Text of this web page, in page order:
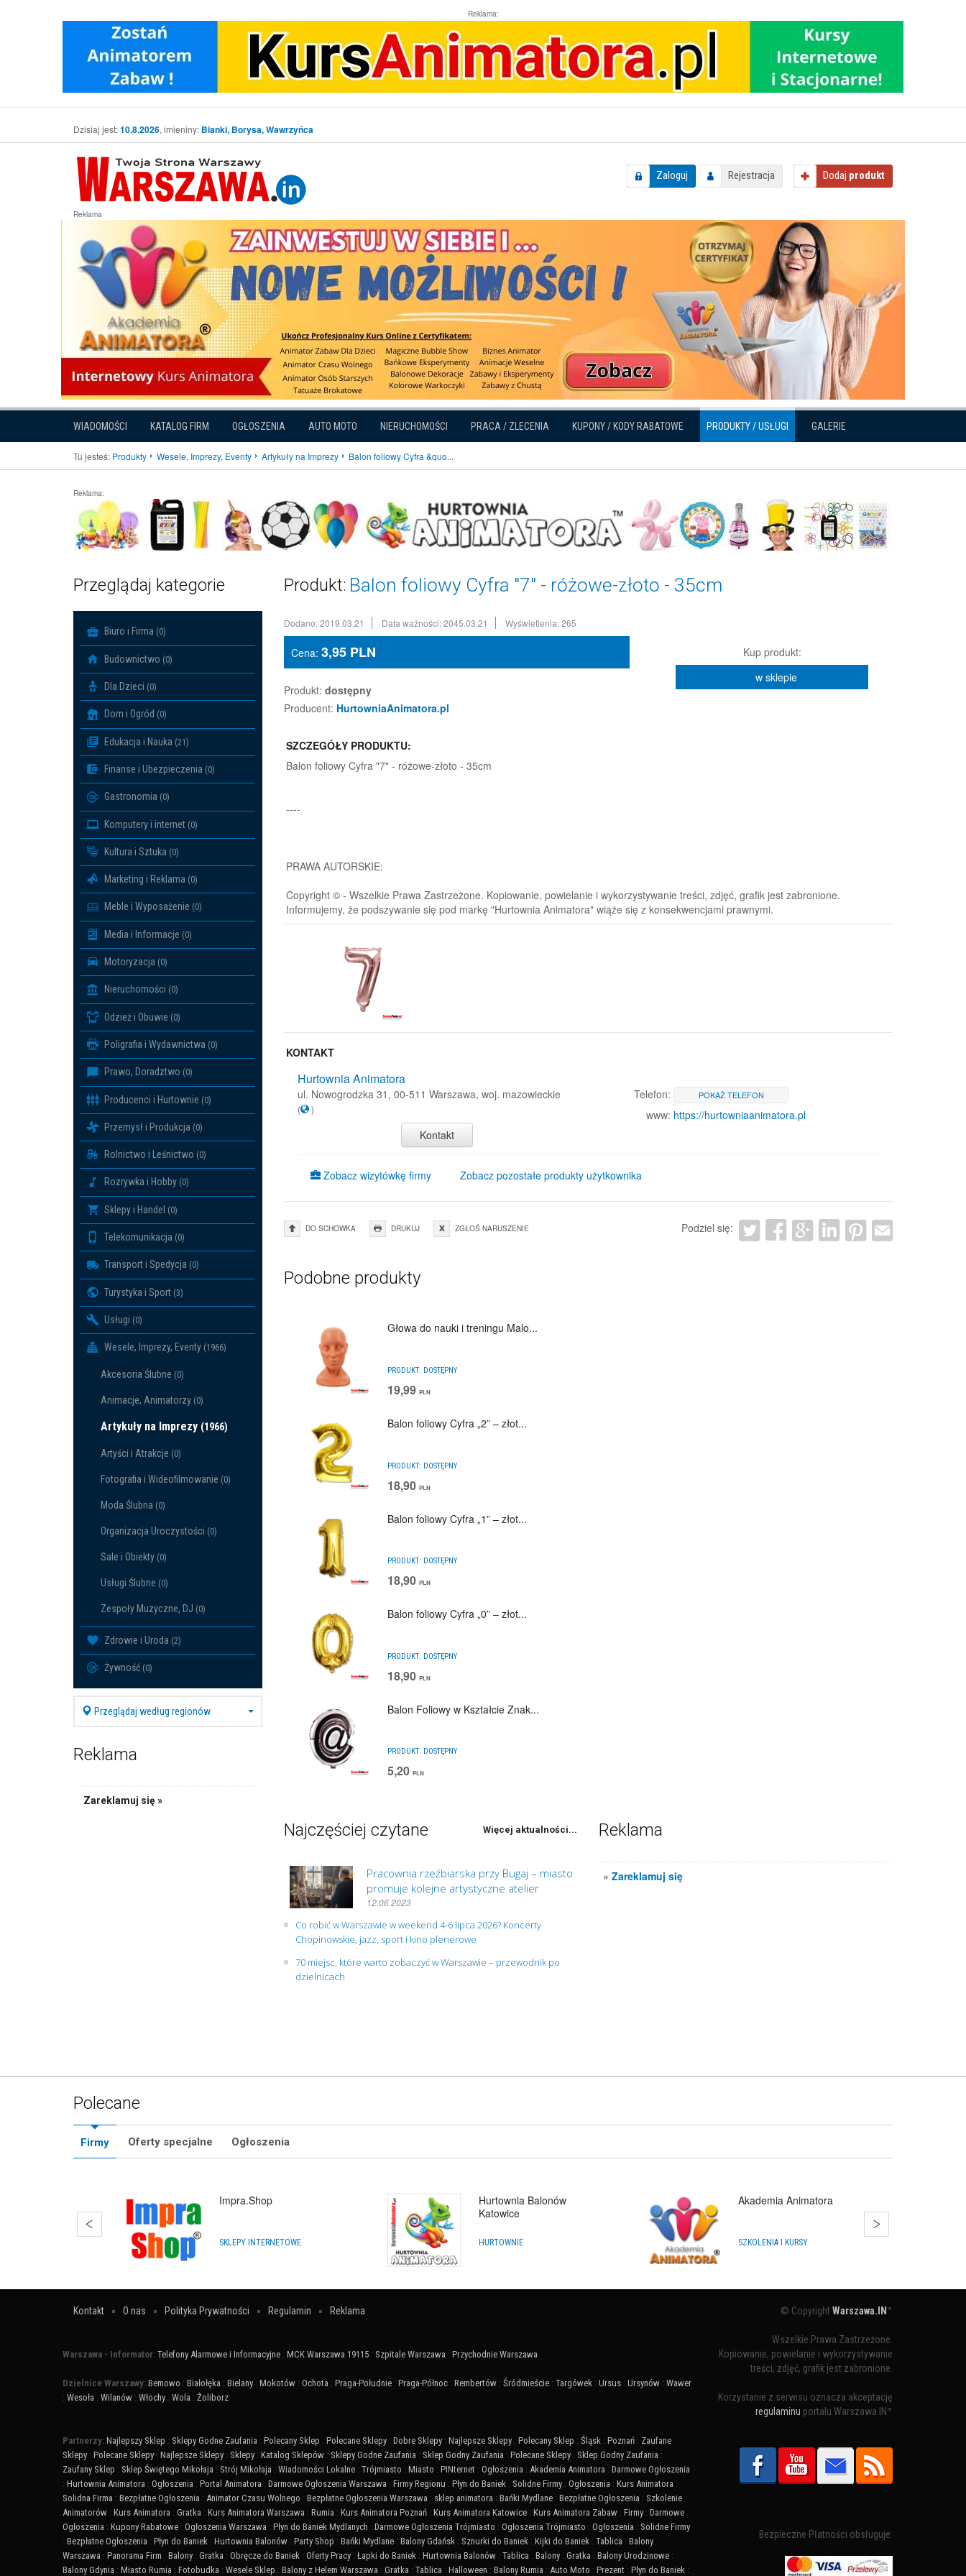
Reklama:
Dzisiaj jest:10.8.2026, imieniny: Bianki, Borysa, Wawrzyńca
Zaloguj Rejestracja Dodaj produkt
Reklama
WIADOMOŚCI KATALOG FIRM OGŁOSZENIA AUTO MOTO NIERUCHOMOŚCI PRACA / ZLECENIA KUPONY / KODY RABATOWE PRODUKTY / USŁUGI GALERIE
Tu jesteś: Produkty Wesele, Imprezy, Eventy Artykuły na Imprezy Balon foliowy Cyfra &quo...
Reklama:
Przeglądaj kategorie
Biuro i Firma (0)
Budownictwo (0)
Dla Dzieci (0)
Dom i Ogród (0)
Edukacja i Nauka (21)
Finanse i Ubezpieczenia (0)
Gastronomia (0)
Komputery i internet (0)
Kultura i Sztuka (0)
Marketing i Reklama (0)
Meble i Wyposażenie (0)
Media i Informacje (0)
Motoryzacja (0)
Nieruchomości (0)
Odzież i Obuwie (0)
Poligrafia i Wydawnictwa (0)
Prawo, Doradztwo (0)
Producenci i Hurtownie (0)
Przemysł i Produkcja (0)
Rolnictwo i Leśnictwo (0)
Rozrywka i Hobby (0)
Sklepy i Handel (0)
Telekomunikacja (0)
Transport i Spedycja (0)
Turystyka i Sport (3)
Usługi (0)
Wesele, Imprezy, Eventy (1966)
Akcesoria Ślubne (0)
Animacje, Animatorzy (0)
Artykuły na Imprezy (1966)
Artyści i Atrakcje (0)
Fotografia i Wideofilmowanie (0)
Moda Ślubna (0)
Organizacja Uroczystości (0)
Sale i Obiekty (0)
Usługi Ślubne (0)
Zespoły Muzyczne, DJ (0)
Zdrowie i Uroda (2)
Żywność (0)
Przeglądaj według regionów
Reklama
Zareklamuj się »
Produkt: Balon foliowy Cyfra "7" - różowe-złoto - 35cm
Dodano: 2019.03.21 Data ważności: 2045.03.21 Wyświetlenia: 265
Cena: 3,95 PLN
Produkt: dostępny
Producent: HurtowniaAnimatora.pl
Kup produkt:
w sklepie
SZCZEGÓŁY PRODUKTU:
Balon foliowy Cyfra "7" - różowe-złoto - 35cm
----
PRAWA AUTORSKIE:
Copyright © - Wszelkie Prawa Zastrzeżone. Kopiowanie, powielanie i wykorzystywanie treści, zdjęć, grafik jest zabronione.
Informujemy, że podszywanie się pod markę "Hurtownia Animatora" wiąże się z konsekwencjami prawnymi.
KONTAKT
Hurtownia Animatora
ul. Nowogrodzka 31, 00-511 Warszawa, woj. mazowieckie
( )
Kontakt
Telefon: POKAŻ TELEFON
www: https://hurtowniaanimatora.pl
Zobacz wizytówkę firmy Zobacz pozostałe produkty użytkownika
DO SCHOWKA DRUKUJ ZGŁOŚ NARUSZENIE Podziel się:
Podobne produkty
Głowa do nauki i treningu Malo...
PRODUKT: DOSTĘPNY
19,99 PLN
Balon foliowy Cyfra „2” – złot...
PRODUKT: DOSTĘPNY
18,90 PLN
Balon foliowy Cyfra „1” – złot...
PRODUKT: DOSTĘPNY
18,90 PLN
Balon foliowy Cyfra „0” – złot...
PRODUKT: DOSTĘPNY
18,90 PLN
Balon Foliowy w Kształcie Znak...
PRODUKT: DOSTĘPNY
5,20 PLN
Najczęściej czytane Więcej aktualności...
Pracownia rzeźbiarska przy Bugaj – miasto
promuje kolejne artystyczne atelier
12.06.2023
Co robić w Warszawie w weekend 4-6 lipca 2026? Koncerty
Chopinowskie, jazz, sport i kino plenerowe
70 miejsc, które warto zobaczyć w Warszawie – przewodnik po
dzielnicach
Reklama
»Zareklamuj się
Polecane
Firmy Oferty specjalne Ogłoszenia
Impra.Shop
SKLEPY INTERNETOWE
Hurtownia Balonów
Katowice
HURTOWNIE
Akademia Animatora
SZKOLENIA I KURSY
Kontakt O nas Polityka Prywatności Regulamin Reklama
Warszawa - Informator: Telefony Alarmowe i Informacyjne : MCK Warszawa 19115 : Szpitale Warszawa : Przychodnie Warszawa
Dzielnice Warszawy: Bemowo : Białołęka : Bielany : Mokotów : Ochota : Praga-Południe : Praga-Północ : Rembertów : Śródmieście : Targówek : Ursus : Ursynów : Wawer
: Wesoła : Wilanów : Włochy : Wola : Żoliborz
Partnerzy: Najlepszy Sklep : Sklepy Godne Zaufania : Polecany Sklep : Polecane Sklepy : Dobre Sklepy : Najlepsze Sklepy : Polecany Sklep : Śląsk : Poznań : Zaufane
Sklepy : Polecane Sklepy : Najlepsze Sklepy : Sklepy : Katalog Sklepów : Sklepy Godne Zaufania : Sklep Godny Zaufania : Polecane Sklepy : Sklep Godny Zaufania :
Zaufany Sklep : Sklep Świętego Mikołaja : Strój Mikołaja : Wiadomości Lokalne : Trójmiasto : Miasto : PINternet : Ogłoszenia : Akademia Animatora : Darmowe Ogłoszenia
: Hurtownia Animatora : Ogłoszenia : Portal Animatora : Darmowe Ogłoszenia Warszawa : Firmy Regionu : Płyn do Baniek : Solidne Firmy : Ogłoszenia : Kurs Animatora :
Solidna Firma : Bezpłatne Ogłoszenia : Animator Czasu Wolnego : Bezpłatne Ogłoszenia Warszawa : sklep animatora : Bańki Mydlane : Bezpłatne Ogłoszenia : Szkolenie
Animatorów : Kurs Animatora : Gratka : Kurs Animatora Warszawa : Rumia : Kurs Animatora Poznań : Kurs Animatora Katowice : Kurs Animatora Zabaw : Firmy : Darmowe
Ogłoszenia : Kupony Rabatowe : Ogłoszenia Warszawa : Płyn do Baniek Mydlanych : Darmowe Ogłoszenia Trójmiasto : Ogłoszenia Trójmiasto : Ogłoszenia : Solidne Firmy
: Bezpłatne Ogłoszenia : Płyn do Baniek : Hurtownia Balonów : Party Shop : Bańki Mydlane : Balony Gdańsk : Sznurki do Baniek : Kijki do Baniek : Tablica : Balony
Warszawa : Panorama Firm : Balony : Gratka : Obręcze do Baniek : Oferty Pracy : Łapki do Baniek : Hurtownia Balonów : Tablica : Balony : Gratka : Balony Urodzinowe :
Balony Gdynia : Miasto Rumia : Fotobudka : Wesele Sklep : Balony z Helem Warszawa : Gratka : Tablica : Halloween : Balony Rumia : Auto Moto : Prezent : Płyn do Baniek :
© CopyrightWarszawa.IN ™
Wszelkie Prawa Zastrzeżone.
Kopiowanie, powielanie i wykorzystywanie
treści, zdjęć, grafik jest zabronione.
Korzystanie z serwisu oznacza akceptację
regulaminu portalu Warszawa.IN™
Bezpieczne Płatności obsługuje: